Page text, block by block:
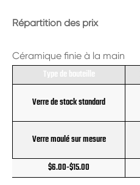
Répartition des prix
Céramique finie à la main
Type de bouteille
Verre de stock standard
Verre moulé sur mesure
$6.00-$15.00